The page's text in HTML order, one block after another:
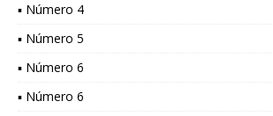
▪ Número 4
▪ Número 5
▪ Número 6
▪ Número 6